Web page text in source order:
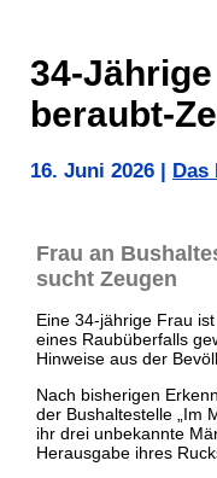
34-
beraubt-
16. Juni 2026 Das
Frau an
sucht Zeugen
Eine 34-jährige Frau
eines Raubüberfalls
Hinweise aus der
Nach bisherigen
der Bushaltestelle „Im
ihr drei unbekannte
Herausgabe ihres